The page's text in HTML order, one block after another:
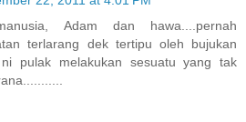
Adam dan hawa....pernah
terlarang dek tertipu oleh bujukan
ni pulak melakukan sesuatu yang tak